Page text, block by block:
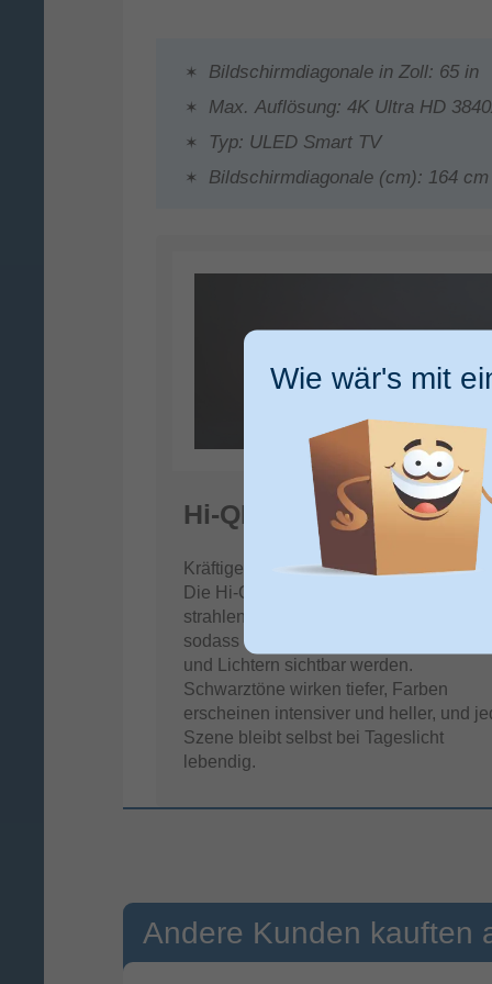
Bildschirmdiagonale in Zoll: 65 in
Max. Auflösung: 4K Ultra HD
Typ: ULED Smart TV
Bildschirmdiagonale (cm): 164 cm
Hi-QLED MiniLED
Kräftiger Kontrast, leuchtendere Farben
Die Hi‑QLED MiniLED-Technologie
strahlende Helligkeit und starken
sodass selbst feinste Details in Schatten
und Lichtern sichtbar werden.
Schwarztöne wirken tiefer, Farben
erscheinen intensiver und heller, und
Szene bleibt selbst bei Tageslicht
lebendig.
Andere Kunden kauften
Wie wär's mit